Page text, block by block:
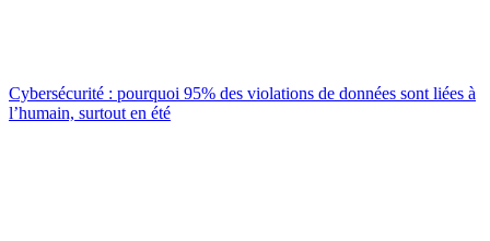
Cybersécurité : pourquoi 95% des violations de données sont liées à
l’humain, surtout en été